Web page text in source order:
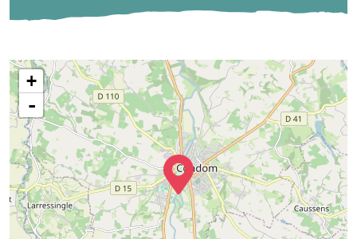
+
-